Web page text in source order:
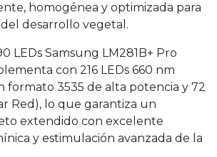
homogénea y optimizada para
desarrollo vegetal.
LEDs Samsung LM281B+ Pro
con 216 LEDs 660 nm
formato 3535 de alta potencia y 72
Red), lo que garantiza un
extendido con excelente
y estimulación avanzada de la